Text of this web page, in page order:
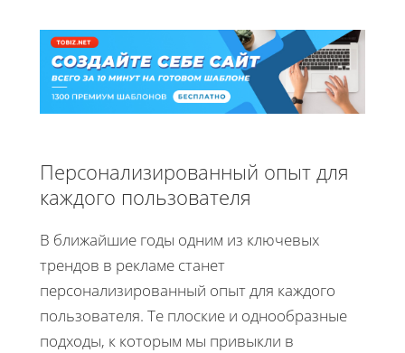
Персонализированный опыт для
каждого пользователя
В ближайшие годы одним из ключевых
трендов в рекламе станет
персонализированный опыт для каждого
пользователя. Те плоские и однообразные
подходы, к которым мы привыкли в